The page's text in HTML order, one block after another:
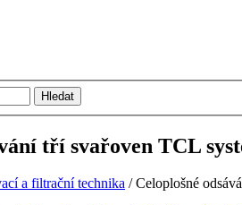
Hledat
tří svařoven TCL
a filtrační technika /Celoplošné